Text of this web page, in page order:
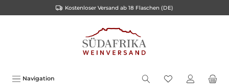
Kostenloser Versand ab 18 Flaschen (DE)
Navigation